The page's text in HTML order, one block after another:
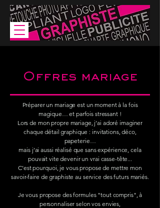
Offres mariage
​Préparer un mariage est un moment à la fois
magique… et parfois stressant !
Lors de mon propre mariage, j’ai adoré imaginer
chaque détail graphique : invitations, déco,
papeterie…
mais j’ai aussi réalisé que sans expérience, cela
pouvait vite devenir un vrai casse-tête...​
C’est pourquoi, je vous propose de mettre mon
savoir-faire de graphiste au service des futurs mariés.
Je vous propose des formules "tout compris", à
personnaliser selon vos envies,